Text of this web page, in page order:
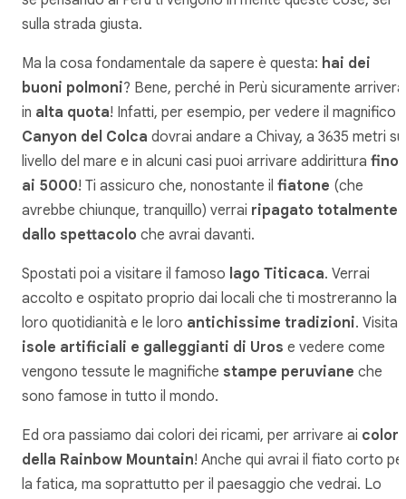
sulla strada giusta.
Ma la cosa fondamentale da sapere è questa: hai dei
buoni polmoni? Bene, perché in Perù sicuramente
in alta quota! Infatti, per esempio, per vedere il magnifico
Canyon del Colca dovrai andare a Chivay, a 3635 metri sul
livello del mare e in alcuni casi puoi arrivare addirittura fino
ai 5000! Ti assicuro che, nonostante il fiatone (che
avrebbe chiunque, tranquillo) verrai ripagato totalmente
dallo spettacolo che avrai davanti.
Spostati poi a visitare il famoso lago Titicaca. Verrai
accolto e ospitato proprio dai locali che ti mostreranno la
loro quotidianità e le loro antichissime tradizioni. Visita
isole artificiali e galleggianti di Uros e vedere come
vengono tessute le magnifiche stampe peruviane che
sono famose in tutto il mondo.
Ed ora passiamo dai colori dei ricami, per arrivare ai colori
della Rainbow Mountain! Anche qui avrai il fiato corto
la fatica, ma soprattutto per il paesaggio che vedrai. Lo